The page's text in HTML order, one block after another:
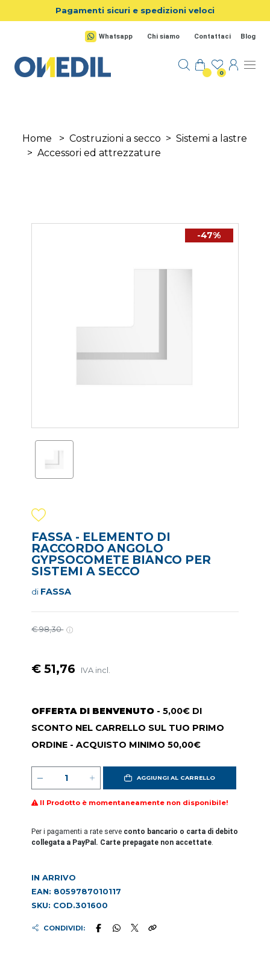
Salta al contenuto principale
Pagamenti sicuri e spedizioni veloci
Whatsapp Chi siamo Contattaci Blog
0
Home > Costruzioni a secco > Sistemi a lastre
> Accessori ed attrezzature
-47%
FASSA - ELEMENTO DI
RACCORDO ANGOLO
GYPSOCOMETE BIANCO PER
SISTEMI A SECCO
di FASSA
€ 98,30
€ 51,76 IVA incl.
OFFERTA DI BENVENUTO - 5,00€ DI
SCONTO NEL CARRELLO SUL TUO PRIMO
ORDINE - ACQUISTO MINIMO 50,00€
AGGIUNGI AL CARRELLO
Il Prodotto è momentaneamente non disponibile!
Per i pagamenti a rate serve conto bancario o carta di debito
collegata a PayPal. Carte prepagate non accettate.
IN ARRIVO
EAN: 8059787010117
SKU: COD.301600
CONDIVIDI: